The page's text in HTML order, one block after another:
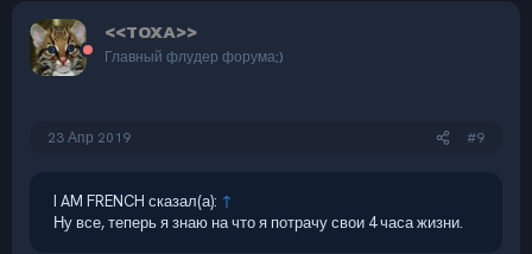
<<TOXA>>
Главный флудер форума;)
23 Апр 2019 #9
I AM FRENCH сказал(а): ↑
Ну все, теперь я знаю на что я потрачу свои 4 часа жизни.